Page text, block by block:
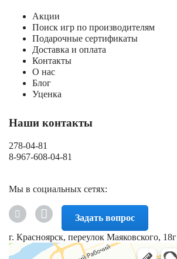
Акции
Поиск игр по производителям
Подарочные сертификаты
Доставка и оплата
Контакты
О нас
Блог
Уценка
Наши контакты
278-04-81
8-967-608-04-81
Мы в социальных сетях:
Задать вопрос
г. Красноярск, переулок Маяковского, 18г